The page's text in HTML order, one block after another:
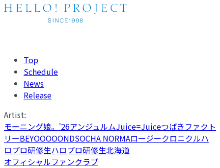
Top
Schedule
News
Release
Artist:
モーニング娘。'26アンジュルムJuice=Juiceつばきファクト
リーBEYOOOOONDSOCHA NORMAロージークロニクルハ
ロプロ研修生ハロプロ研修生北海道
オフィシャルファンクラブ